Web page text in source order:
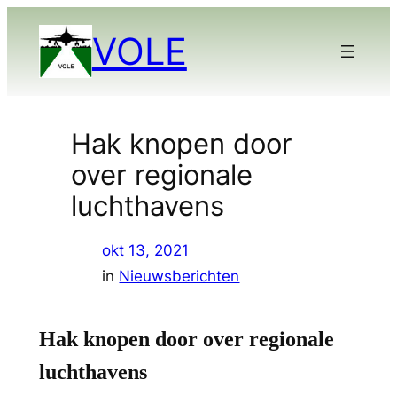
VOLE
Hak knopen door
over regionale
luchthavens
okt 13, 2021
in Nieuwsberichten
Hak knopen door over regionale
luchthavens